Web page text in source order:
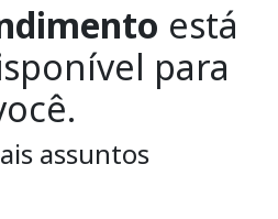
está
para
assuntos